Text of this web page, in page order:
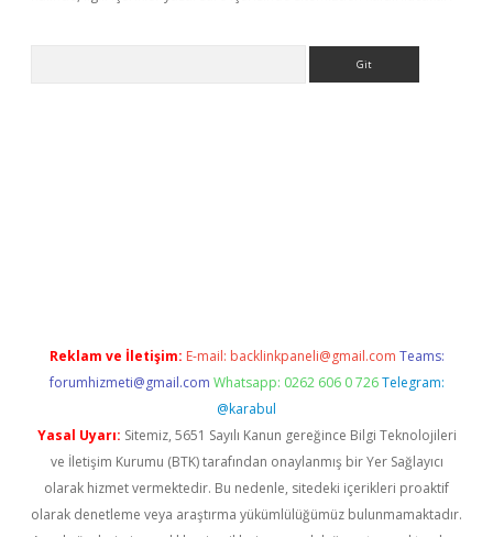
Reklam ve İletişim: E-mail: backlinkpaneli@gmail.com Teams:
forumhizmeti@gmail.com Whatsapp: 0262 606 0 726 Telegram:
@karabul
Yasal Uyarı: Sitemiz, 5651 Sayılı Kanun gereğince Bilgi Teknolojileri
ve İletişim Kurumu (BTK) tarafından onaylanmış bir Yer Sağlayıcı
olarak hizmet vermektedir. Bu nedenle, sitedeki içerikleri proaktif
olarak denetleme veya araştırma yükümlülüğümüz bulunmamaktadır.